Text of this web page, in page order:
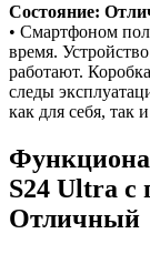
Состояние:
• Смартфоном
время.
работают.
следы
как для себя, так
S24 Ultra с
Отличный